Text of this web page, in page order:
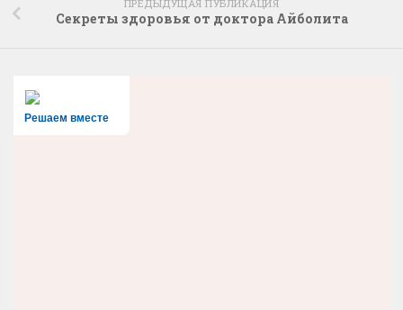
ПРЕДЫДУЩАЯ ПУБЛИКАЦИЯ
Секреты здоровья от доктора Айболита
Решаем вместе